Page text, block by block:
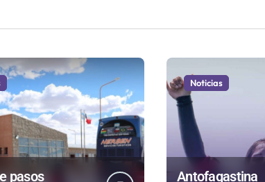
pasos
Noticias
Antofagastina